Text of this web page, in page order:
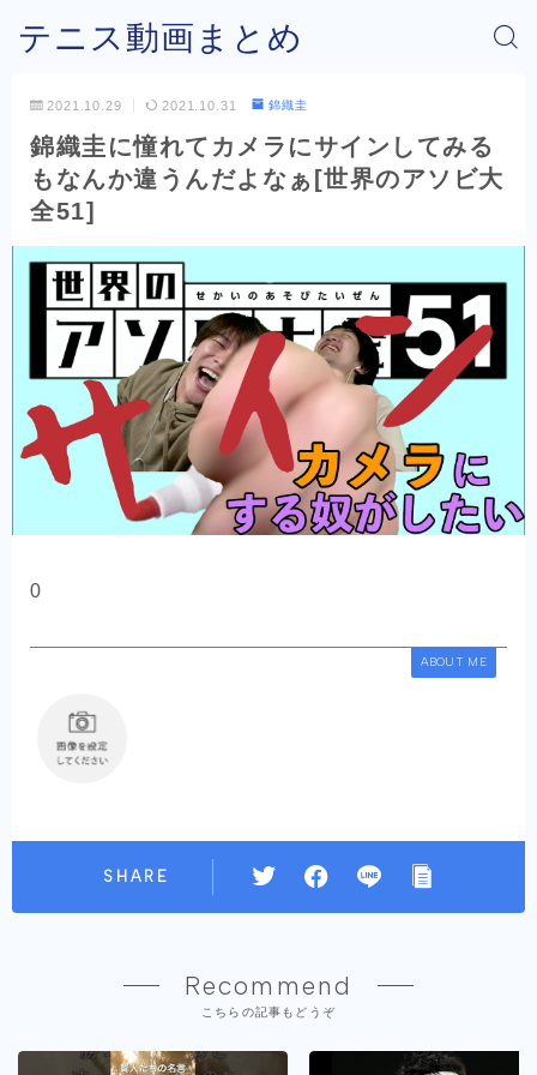
テニス動画まとめ
2021.10.29 2021.10.31 錦織圭
錦織圭に憧れてカメラにサインしてみる
もなんか違うんだよなぁ[世界のアソビ大
全51]
0
ABOUT ME
SHARE
Recommend
こちらの記事もどうぞ